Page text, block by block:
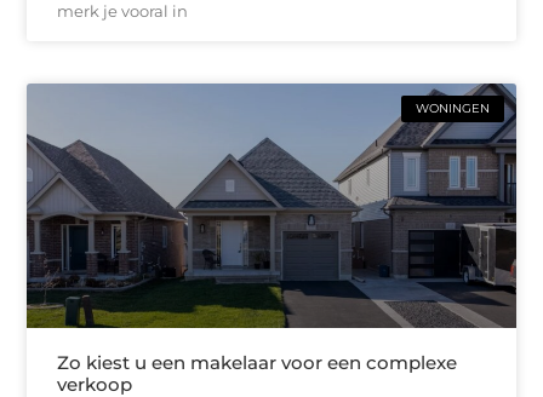
merk je vooral in
WONINGEN
Zo kiest u een makelaar voor een complexe
verkoop